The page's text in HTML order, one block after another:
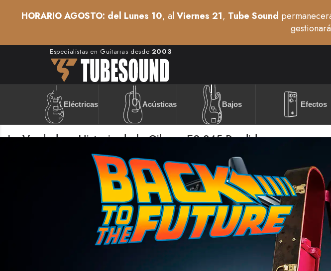
HORARIO AGOSTO: del Lunes 10, alViernes 21, Tube Sound
Especialistas en Guitarras desde 2003
Eléctricas Acústicas Bajos Efectos
La Verdadera Historia de la Gibson ES-345 Perdida